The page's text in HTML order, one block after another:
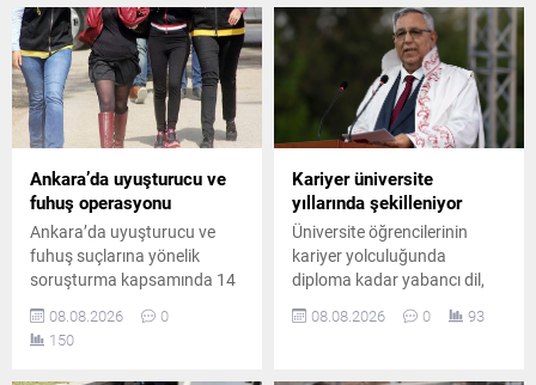
kusurlu kabul etti. Çiftin
boşanmasına karar verildi.
failinin Nevzat Bahtiyar
olduğunu öne sürdü.
Ankara’da uyuşturucu ve
fuhuş operasyonu
Ankara’da uyuşturucu ve
fuhuş suçlarına yönelik
soruşturma kapsamında 14
kararı verildi. Düzenlenen
operasyonda 8 şüpheli
08.08.2026
0
150
Kariyer üniversite
yıllarında şekilleniyor
Üniversite öğrencilerinin
kariyer yolculuğunda
diploma kadar yabancı dil,
uygulamalı deneyimin de
08.08.2026 0 93